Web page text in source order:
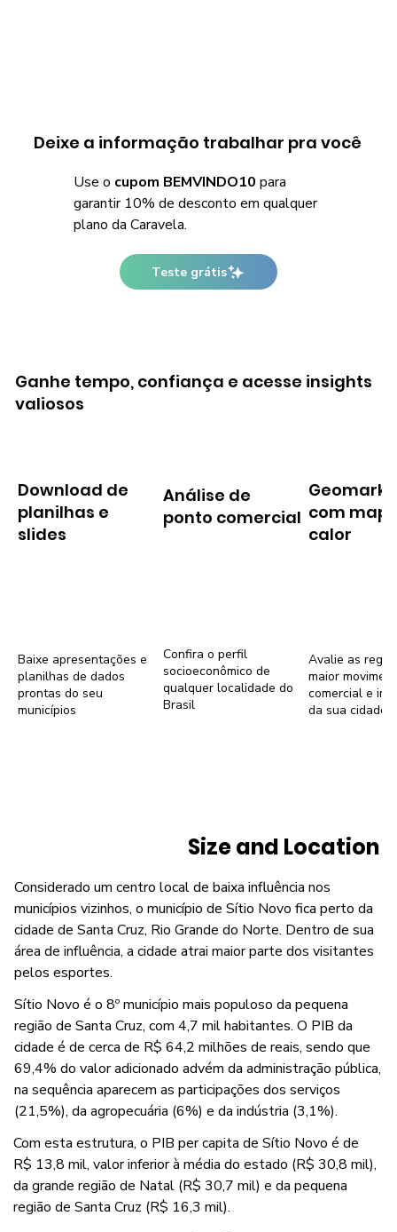
Deixe a informação trabalhar pra você
Use o cupom BEMVINDO10 para
garantir 10% de desconto em qualquer
plano da Caravela.
Teste grátis
Download de
planilhas e
slides
Baixe apresentações e
planilhas de dados
prontas do seu
municípios
Análise de
ponto comercial
Confira o perfil
socioeconômico de
qualquer localidade do
Brasil
com
calor
Avalie as
maior
comercial e
da sua cidade
Ganhe tempo, confiança e acesse insights
valiosos
Size and Location
Considerado um centro local de baixa influência nos
municípios vizinhos, o município de Sítio Novo fica perto da
cidade de Santa Cruz, Rio Grande do Norte. Dentro de sua
área de influência, a cidade atrai maior parte dos visitantes
pelos esportes.
Sítio Novo é o 8º município mais populoso da pequena
região de Santa Cruz, com 4,7 mil habitantes. O PIB da
cidade é de cerca de R$ 64,2 milhões de reais, sendo que
69,4% do valor adicionado advém da administração pública,
na sequência aparecem as participações dos serviços
(21,5%), da agropecuária (6%) e da indústria (3,1%).
Com esta estrutura, o PIB per capita de Sítio Novo é de
R$ 13,8 mil, valor inferior à média do estado (R$ 30,8 mil),
da grande região de Natal (R$ 30,7 mil) e da pequena
região de Santa Cruz (R$ 16,3 mil).